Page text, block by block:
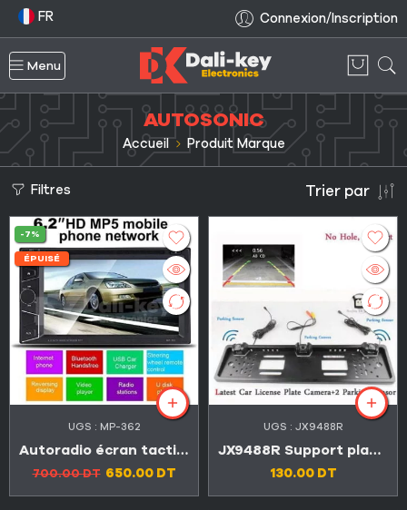
FR Connexion/Inscription
Menu
AUTOSONIC
Accueil Produit Marque
Filtres Trier par
-7%
ÉPUISÉ
UGS : MP-362
Autoradio écran tactile HD DVD,MP5,Bluetooth,USB,AUX,SD
700.00DT 650.00 DT
UGS : JX9488R
JX9488R Support plaque avec une Caméra et 2 radars de recul intégrés
130.00 DT